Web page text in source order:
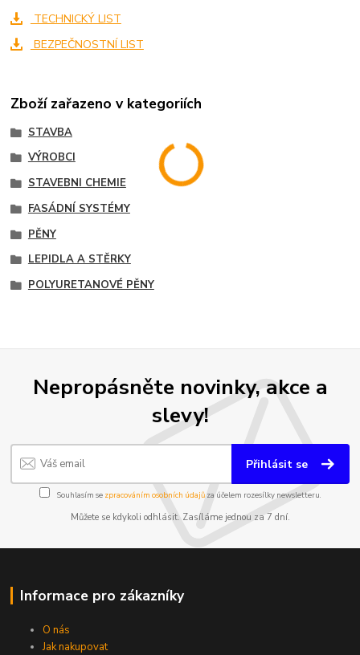
TECHNICKÝ LIST
BEZPEČNOSTNÍ LIST
Zboží zařazeno v kategoriích
STAVBA
VÝROBCI
STAVEBNI CHEMIE
FASÁDNÍ SYSTÉMY
PĚNY
LEPIDLA A STĚRKY
POLYURETANOVÉ PĚNY
Nepropásněte novinky, akce a
slevy!
Přihlásit se
Souhlasím se zpracováním osobních údajůza účelem rozesílky newsletteru.
Můžete se kdykoli odhlásit. Zasíláme jednou za 7 dní.
Informace pro zákazníky
O nás
Jak nakupovat